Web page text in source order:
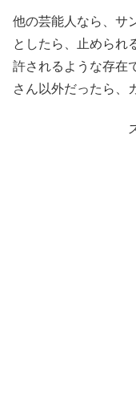
他の芸能人なら、サ
としたら、止められ
許されるような存在
さん以外だったら、